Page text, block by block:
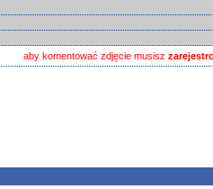
aby komentować zdjęcie musisz